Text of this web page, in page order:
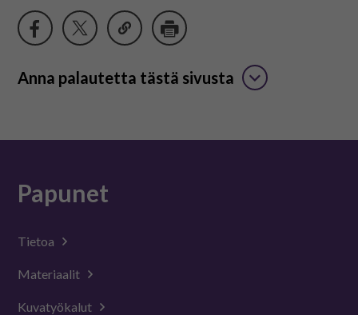
Anna palautetta tästä sivusta
Papunet
Tietoa
Materiaalit
Kuvatyökalut